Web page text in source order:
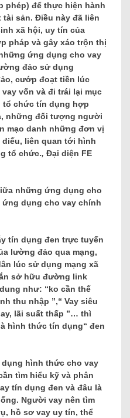
phép) để thực hiện hành
sản. Điều này đã liên
xã hội, uy tín của
pháp và gây xáo trộn thị
ứng dụng cho vay
đảo sử dụng
cướp đoạt tiền lúc
vốn và đi trái lại mục
tổ chức tín dụng hợp
những đối tượng người
mạo danh những đơn vị
liên quan tới hình
tổ chức., Đại diện FE
những ứng dụng cho
dụng cho vay chính
tín dụng đen trực tuyến
lường đảo qua mạng,
lúc sử dụng mạng xã
sở hữu đường link
như: “ko cần thế
thu nhập ”,“ Vay siêu
lãi suất thấp ”… thì
hình thức tín dụng“ đen
hình thức cho vay
tìm hiểu kỹ và phân
tín dụng đen và đâu là
Người vay nên tìm
hồ sơ vay uy tín, thể